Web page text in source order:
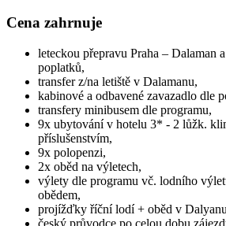
Cena zahrnuje
leteckou přepravu Praha – Dalaman
poplatků,
transfer z/na letiště v Dalamanu,
kabinové a odbavené zavazadlo dle
transfery minibusem dle programu,
9x ubytování v hotelu 3* - 2 lůžk.
příslušenstvím,
9x polopenzi,
2x oběd na výletech,
výlety dle programu vč. lodního
obědem,
projížďky říční lodí + oběd v
český průvodce po celou dobu